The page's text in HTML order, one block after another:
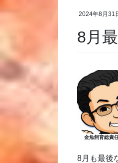
2024年8月31
8月
金魚飼育総責
8月も最後